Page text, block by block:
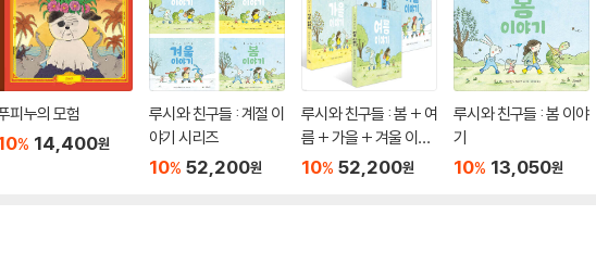
피누의 모험
% 14,400원
루시와 친구들 : 계절 이
야기 시리즈
10% 52,200원
루시와 친구들 : 봄 + 여
름 + 가을 + 겨울 이야
기 세트
10% 52,200원
루시와 친구들 : 봄 이야
기
10% 13,050원